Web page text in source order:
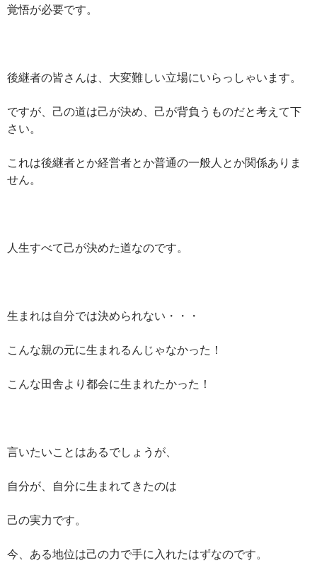
覚悟が必要です。
後継者の皆さんは、大変難しい立場にいらっしゃいます。
ですが、己の道は己が決め、己が背負うものだと考えて下
さい。
これは後継者とか経営者とか普通の一般人とか関係ありま
せん。
人生すべて己が決めた道なのです。
生まれは自分では決められない・・・
こんな親の元に生まれるんじゃなかった！
こんな田舎より都会に生まれたかった！
言いたいことはあるでしょうが、
自分が、自分に生まれてきたのは
己の実力です。
今、ある地位は己の力で手に入れたはずなのです。